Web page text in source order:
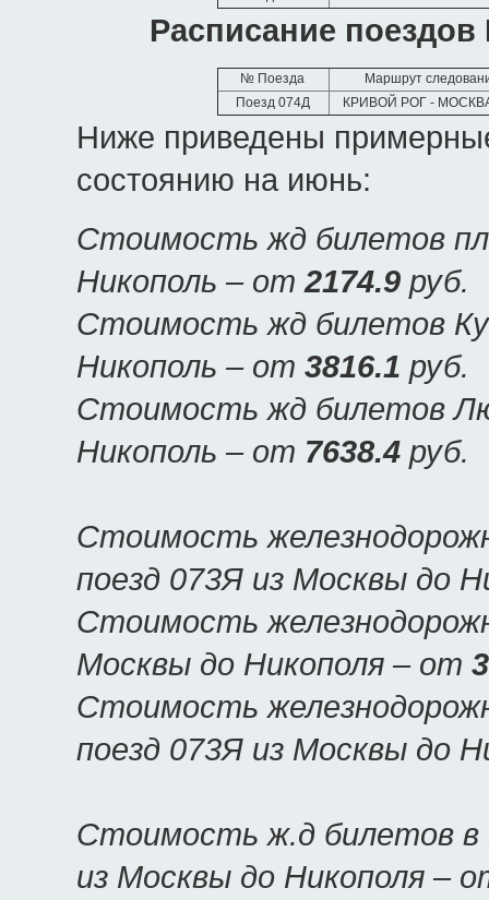
Расписание
№ Поезда
Маршрут
Поезд 074Д
КРИВОЙ РОГ -
Ниже приведены
состоянию на июнь:
Стоимость жд билетов
Никополь – от2174.9 руб.
Стоимость жд билетов
Никополь – от 3816.1 руб.
Стоимость жд билетов
Никополь – от 7638.4 руб.
Стоимость
поезд 073Я из Москвы до
Стоимость
Москвы до Никополя – от
Стоимость
поезд 073Я из Москвы до
Стоимость ж.д билетов в
из Москвы до Никополя –